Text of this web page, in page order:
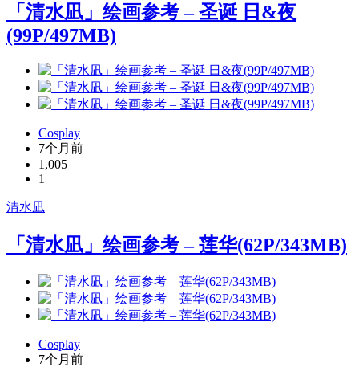
「清水凪」绘画参考 – 圣诞 日&夜
(99P/497MB)
Cosplay
7个月前
1,005
1
清水凪
「清水凪」绘画参考 – 莲华(62P/343MB)
Cosplay
7个月前